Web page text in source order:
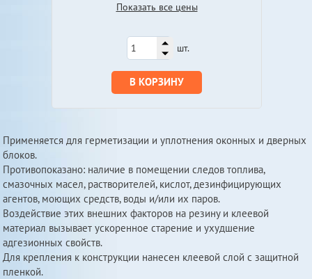
Показать все цены
шт.
В КОРЗИНУ
Применяется для герметизации и уплотнения оконных и дверных
блоков.
Противопоказано: наличие в помещении следов топлива,
смазочных масел, растворителей, кислот, дезинфицирующих
агентов, моющих средств, воды и/или их паров.
Воздействие этих внешних факторов на резину и клеевой
материал вызывает ускоренное старение и ухудшение
адгезионных свойств.
Для крепления к конструкции нанесен клеевой слой с защитной
пленкой.